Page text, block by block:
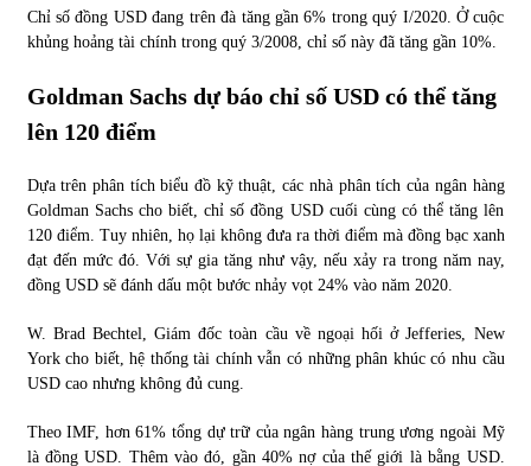
Chỉ số đồng USD đang trên đà tăng gần 6% trong quý I/2020. Ở cuộc
khủng hoảng tài chính trong quý 3/2008, chỉ số này đã tăng gần 10%.
Goldman Sachs dự báo chỉ số USD có thể tăng
lên 120 điểm
Dựa trên phân tích biểu đồ kỹ thuật, các nhà phân tích của ngân hàng
Goldman Sachs cho biết, chỉ số đồng USD cuối cùng có thể tăng lên
120 điểm. Tuy nhiên, họ lại không đưa ra thời điểm mà đồng bạc xanh
đạt đến mức đó. Với sự gia tăng như vậy, nếu xảy ra trong năm nay,
đồng USD sẽ đánh dấu một bước nhảy vọt 24% vào năm 2020.
W. Brad Bechtel, Giám đốc toàn cầu về ngoại hối ở Jefferies, New
York cho biết, hệ thống tài chính vẫn có những phân khúc có nhu cầu
USD cao nhưng không đủ cung.
Theo IMF, hơn 61% tổng dự trữ của ngân hàng trung ương ngoài Mỹ
là đồng USD. Thêm vào đó, gần 40% nợ của thế giới là bằng USD.